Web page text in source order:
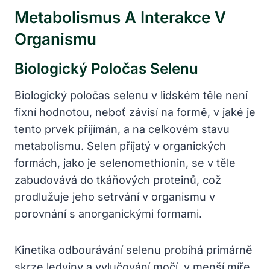
Metabolismus A Interakce V
Organismu
Biologický Poločas Selenu
Biologický poločas selenu v lidském těle není
fixní hodnotou, neboť závisí na formě, v jaké je
tento prvek přijímán, a na celkovém stavu
metabolismu. Selen přijatý v organických
formách, jako je selenomethionin, se v těle
zabudovává do tkáňových proteinů, což
prodlužuje jeho setrvání v organismu v
porovnání s anorganickými formami.
Kinetika odbourávání selenu probíhá primárně